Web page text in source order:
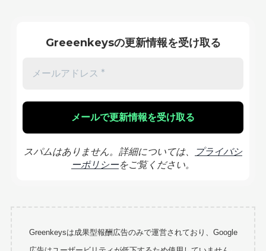
Greeenkeysの更新情報を受け取る
スパムはありません。詳細については、
プライバシ
ーポリシーをご覧ください。
Greenkeysは成果型報酬広告のみで運営されており、Google